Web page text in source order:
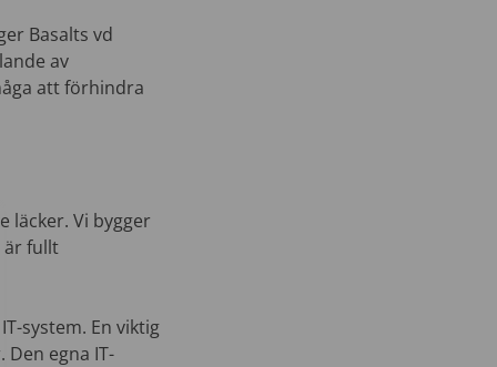
Basalts vd
av
att förhindra
läcker. Vi bygger
är fullt
system. En viktig
egna IT-